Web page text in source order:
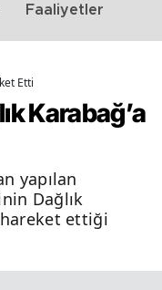
Faaliyetler
Etti
Karabağ’a
yapılan
Dağlık
hareket ettiği